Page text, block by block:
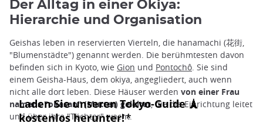
Der Alltag in einer Okiya:
Hierarchie und Organisation
Geishas leben in reservierten Vierteln, die hanamachi (花街,
"Blumenstädte") genannt werden. Die berühmtesten davon
befinden sich in Kyoto, wie Gion und Pontochô. Sie sind
einem Geisha-Haus, dem okiya, angegliedert, auch wenn
nicht alle dort leben. Diese Häuser werden von einer Frau
namens "okasan" (Mutter) geleitet, die die Einrichtung leitet
und über ihre "Töchter" wacht.